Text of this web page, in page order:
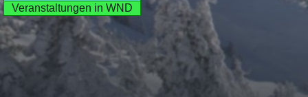
Veranstaltungen in WND